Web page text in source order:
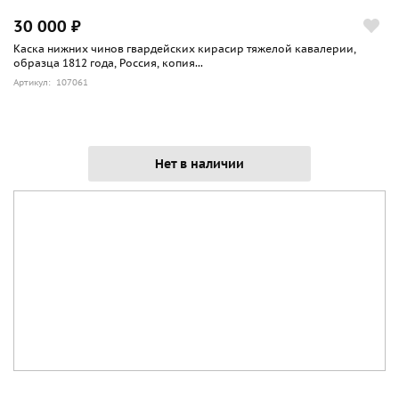
30 000 ₽
Каска нижних чинов гвардейских кирасир тяжелой кавалерии,
образца 1812 года, Россия, копия...
Артикул: 107061
Нет в наличии